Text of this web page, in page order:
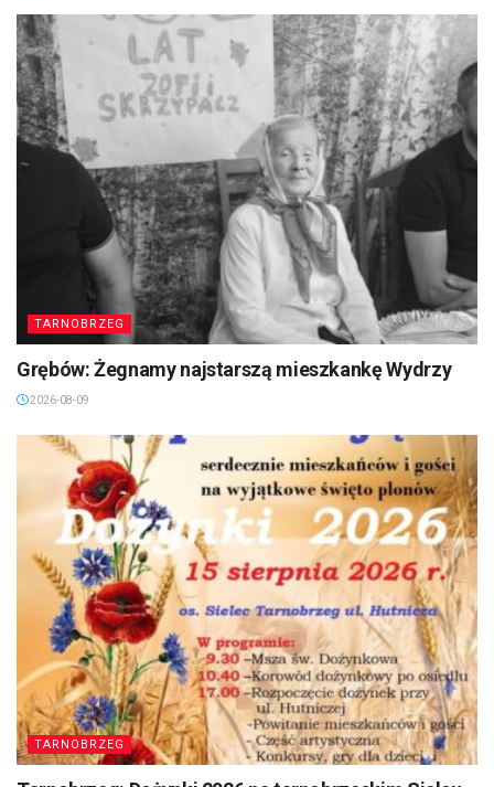
TARNOBRZEG
Grębów: Żegnamy najstarszą mieszkankę Wydrzy
2026-08-09
TARNOBRZEG